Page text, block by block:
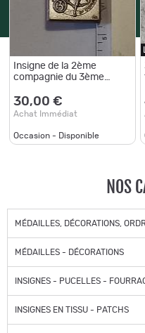
Insigne de la 2ème
compagnie du 3ème
d'infanterie (3ème REI) -
FIA (Lyon)
30,00 €
Achat Immédiat
Occasion - Disponible
NOS
MÉDAILLES, DÉCORATIONS,
MÉDAILLES - DÉCORATIONS
INSIGNES - PUCELLES -
INSIGNES EN TISSU - PATCHS